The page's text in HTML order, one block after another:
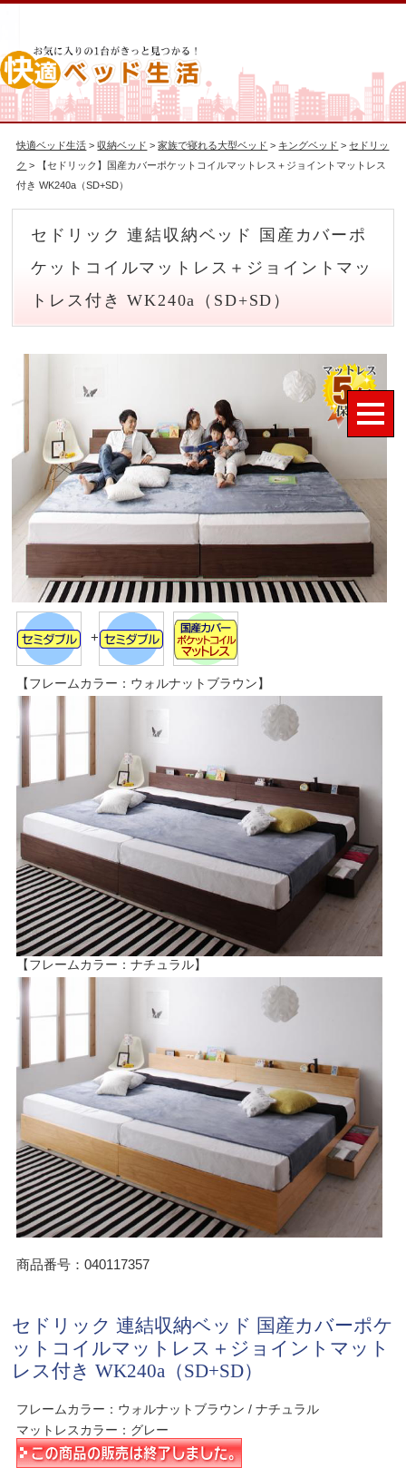
快適ベッド生活 >収納ベッド >家族で寝れる大型ベッド > キングベッド >セドリッ
ク > 【セドリック】国産カバーポケットコイルマットレス＋ジョイントマットレス
付き WK240a（SD+SD）
セドリック 連結収納ベッド 国産カバーポ
ケットコイルマットレス＋ジョイントマッ
トレス付き WK240a（SD+SD）
+
【フレームカラー：ウォルナットブラウン】
【フレームカラー：ナチュラル】
商品番号：040117357
セドリック 連結収納ベッド 国産カバーポケ
ットコイルマットレス＋ジョイントマット
レス付き WK240a（SD+SD）
フレームカラー：ウォルナットブラウン / ナチュラル
マットレスカラー：グレー